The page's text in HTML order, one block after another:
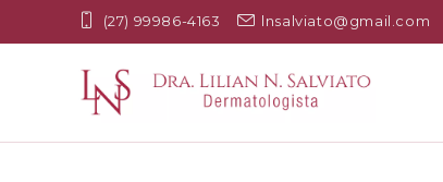
(27) 99986-4163 lnsalviato@gmail.com